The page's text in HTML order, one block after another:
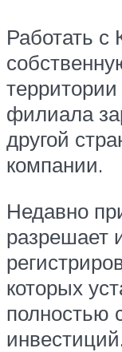
Работать с
филиала
другой
компании.
Недавно
разрешает
которых
полностью
инвестиций.